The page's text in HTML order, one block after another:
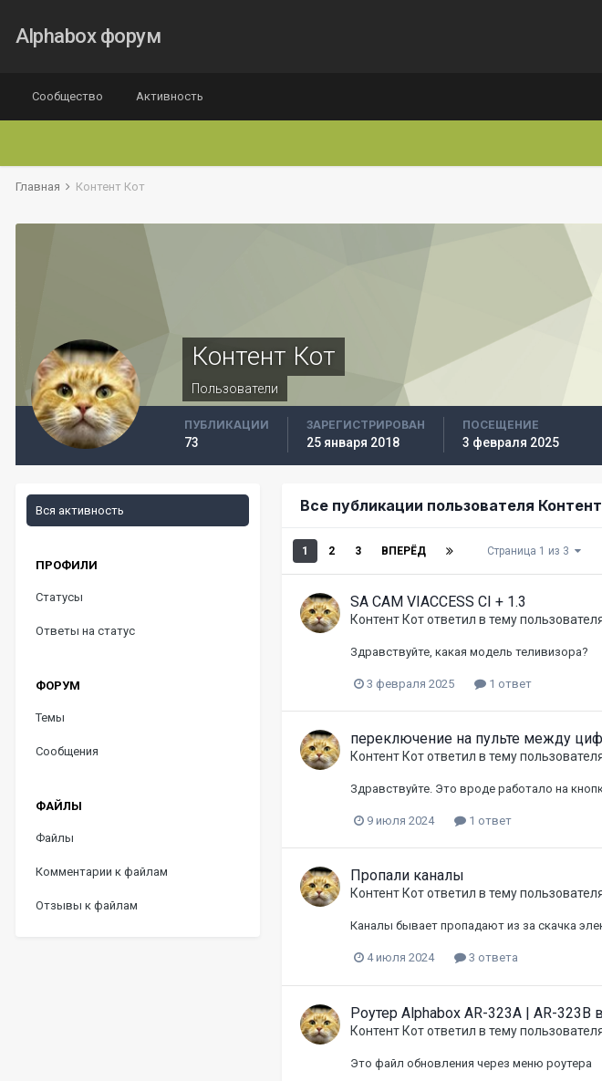
Alphabox форум
Сообщество Активность
Главная Контент Кот
Контент Кот
Пользователи
ПУБЛИКАЦИИ
73
ЗАРЕГИСТРИРОВАН
25 января 2018
ПОСЕЩЕНИЕ
3 февраля 2025
Вся активность
ПРОФИЛИ
Статусы
Ответы на статус
ФОРУМ
Темы
Сообщения
ФАЙЛЫ
Файлы
Комментарии к файлам
Отзывы к файлам
Все публикации пользователя
1 2 3 ВПЕРЁД Страница 1 из 3
SA CAM VIACCESS CI + 1.3
Контент Котответил в тему
Здравствуйте, какая модель теливизора?
3 февраля 2025 1 ответ
переключение на пульте между
Контент Котответил в тему
Здравствуйте. Это вроде работало на
9 июля 2024 1 ответ
Пропали каналы
Контент Котответил в тему
Каналы бывает пропадают из за скачка
4 июля 2024 3 ответа
Роутер Alphabox AR-323A | AR-323B
Контент Котответил в тему
Это файл обновления через меню роутера